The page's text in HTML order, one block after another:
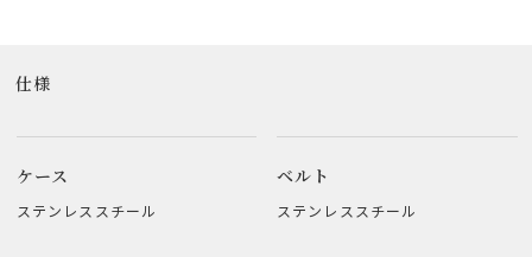
仕様
ケース
ステンレススチール
ベルト
ステンレススチール